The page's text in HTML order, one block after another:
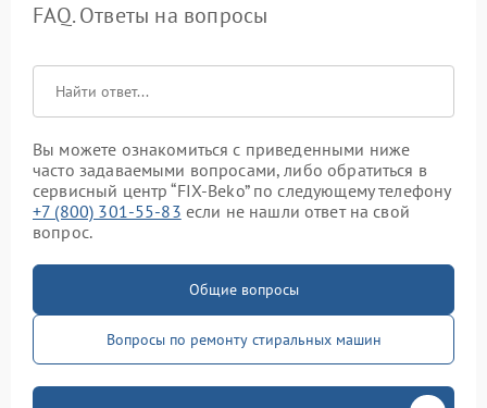
FAQ. Ответы на вопросы
Вы можете ознакомиться с приведенными ниже
часто задаваемыми вопросами, либо обратиться в
сервисный центр “FIX-Beko” по следующему телефону
+7 (800) 301-55-83 если не нашли ответ на свой
вопрос.
Общие вопросы
Вопросы по ремонту стиральных машин